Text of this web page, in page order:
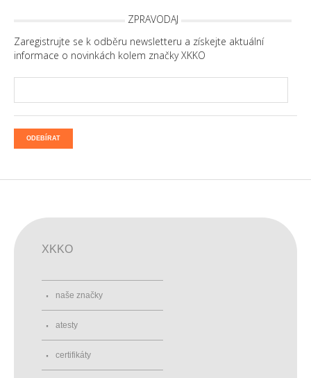
ZPRAVODAJ
Zaregistrujte se k odběru newsletteru a získejte aktuální
informace o novinkách kolem značky XKKO
ODEBÍRAT
XKKO
naše značky
atesty
certifikáty